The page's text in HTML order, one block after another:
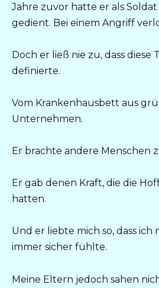
Jahre zuvor hatte er als Soldat
gedient. Bei einem Angriff
Doch er ließ nie zu, dass diese
definierte.
Vom Krankenhausbett aus
Unternehmen.
Er brachte andere Menschen
Er gab denen Kraft, die die
hatten.
Und er liebte mich so, dass ich
immer sicher fühlte.
Meine Eltern jedoch sahen